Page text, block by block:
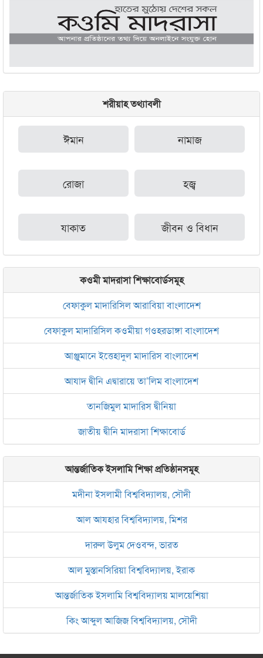
শরীয়াহ তথ্যাবলী
ঈমান নামাজ
রোজা হজ্ব
যাকাত জীবন ও বিধান
কওমী মাদরাসা শিক্ষাবোর্ডসমূহ
বেফাকুল মাদারিসিল আরাবিয়া বাংলাদেশ
বেফাকুল মাদারিসিল কওমীয়া গওহরডাঙ্গা বাংলাদেশ
আঞ্জুমানে ইত্তেহাদুল মাদারিস বাংলাদেশ
আযাদ দ্বীনি এদ্বারায়ে তা’লিম বাংলাদেশ
তানজিমুল মাদারিস দ্বীনিয়া
জাতীয় দ্বীনি মাদরাসা শিক্ষাবোর্ড
আন্তর্জাতিক ইসলামি শিক্ষা প্রতিষ্ঠানসমূহ
মদীনা ইসলামী বিশ্ববিদ্যালয়, সৌদী
আল আযহার বিশ্ববিদ্যালয়, মিশর
দারুল উলুম দেওবন্দ, ভারত
আল মুস্তানসিরিয়া বিশ্ববিদ্যালয়, ইরাক
আন্তর্জাতিক ইসলামি বিশ্ববিদ্যালয় মালয়েশিয়া
কিং আব্দুল আজিজ বিশ্ববিদ্যালয়, সৌদী